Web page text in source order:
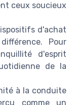
ceux soucieux
d'achat
Pour
d'esprit
de la
à la conduite
comme un